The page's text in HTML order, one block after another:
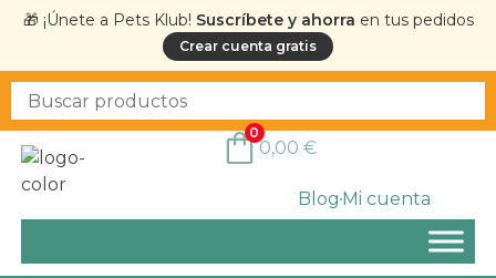
🎁 ¡Únete a Pets Klub! Suscríbete y ahorra en tus pedidos
Crear cuenta gratis
BlogMi cuenta
0
0,00 €